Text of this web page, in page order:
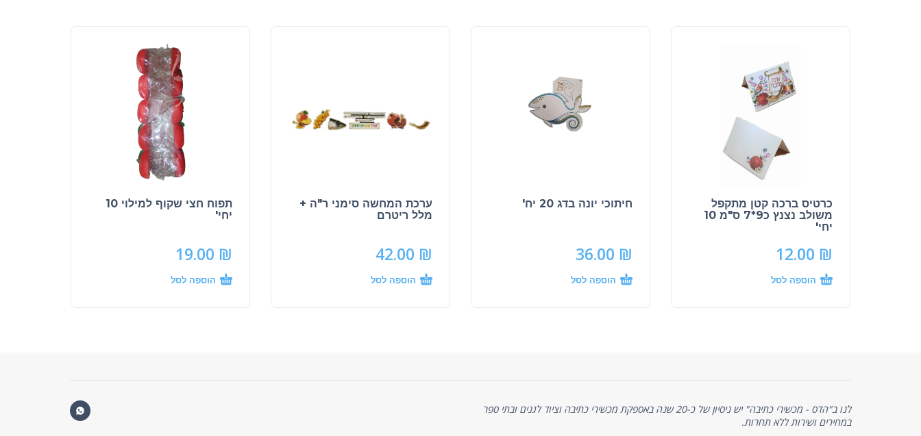
כרטיס ברכה קטן מתקפל
משולב נצנץ כ9*7 ס"מ 10
יחי'
12.00 ₪
הוספה לסל
חיתוכי יונה בדג 20 יח'
36.00 ₪
הוספה לסל
ערכת המחשה סימני ר"ה +
מלל ריטרם
42.00 ₪
הוספה לסל
תפוח חצי שקוף למילוי 10
יחי'
19.00 ₪
הוספה לסל
לנו ב"הדס - מכשירי כתיבה" יש ניסיון של כ-20 שנה באספקת מכשירי כתיבה וציוד לגנים ובתי ספר
במחירים ושירות ללא תחרות.